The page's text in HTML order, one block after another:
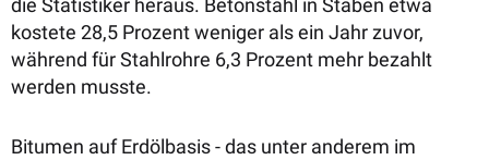
kostete 28,5 Prozent weniger als ein Jahr zuvor,
während für Stahlrohre 6,3 Prozent mehr bezahlt
werden musste.
Bitumen auf Erdölbasis - das unter anderem im